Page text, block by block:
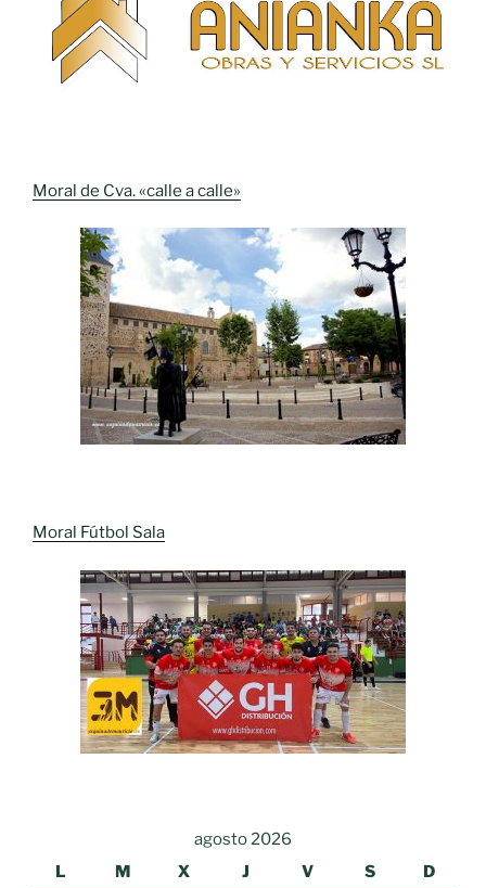
Moral de Cva. «calle a calle»
Moral Fútbol Sala
agosto 2026
L
M X J V S D